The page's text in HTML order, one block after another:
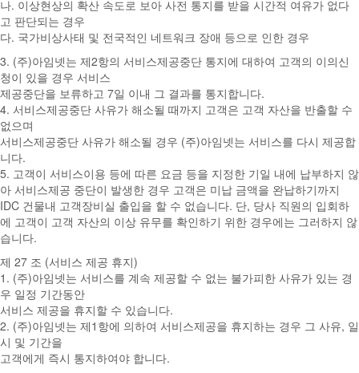
나. 이상현상의 확산 속도로 보아 사전 통지를 받을 시간적 여유가 없다
고 판단되는 경우
다. 국가비상사태 및 전국적인 네트워크 장애 등으로 인한 경우
3. (주)아임넷는 제2항의 서비스제공중단 통지에 대하여 고객의 이의신
청이 있을 경우 서비스
제공중단을 보류하고 7일 이내 그 결과를 통지합니다.
4. 서비스제공중단 사유가 해소될 때까지 고객은 고객 자산을 반출할 수
없으며
서비스제공중단 사유가 해소될 경우 (주)아임넷는 서비스를 다시 제공합
니다.
5. 고객이 서비스이용 등에 따른 요금 등을 지정한 기일 내에 납부하지 않
아 서비스제공 중단이 발생한 경우 고객은 미납 금액을 완납하기까지
IDC 건물내 고객장비실 출입을 할 수 없습니다. 단, 당사 직원의 입회하
에 고객이 고객 자산의 이상 유무를 확인하기 위한 경우에는 그러하지 않
습니다.
제 27 조 (서비스 제공 휴지)
1. (주)아임넷는 서비스를 계속 제공할 수 없는 불가피한 사유가 있는 경
우 일정 기간동안
서비스 제공을 휴지할 수 있습니다.
2. (주)아임넷는 제1항에 의하여 서비스제공을 휴지하는 경우 그 사유, 일
시 및 기간을
고객에게 즉시 통지하여야 합니다.